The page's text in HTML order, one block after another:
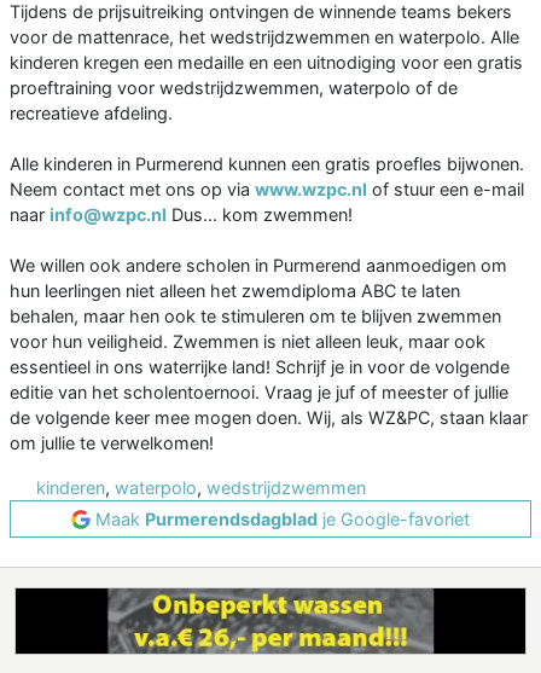
Tijdens de prijsuitreiking ontvingen de winnende teams bekers
voor de mattenrace, het wedstrijdzwemmen en waterpolo. Alle
kinderen kregen een medaille en een uitnodiging voor een gratis
proeftraining voor wedstrijdzwemmen, waterpolo of de
recreatieve afdeling.
Alle kinderen in Purmerend kunnen een gratis proefles bijwonen.
Neem contact met ons op via www.wzpc.nl of stuur een e-mail
naar info@wzpc.nl Dus... kom zwemmen!
We willen ook andere scholen in Purmerend aanmoedigen om
hun leerlingen niet alleen het zwemdiploma ABC te laten
behalen, maar hen ook te stimuleren om te blijven zwemmen
voor hun veiligheid. Zwemmen is niet alleen leuk, maar ook
essentieel in ons waterrijke land! Schrijf je in voor de volgende
editie van het scholentoernooi. Vraag je juf of meester of jullie
de volgende keer mee mogen doen. Wij, als WZ&PC, staan klaar
om jullie te verwelkomen!
kinderen, waterpolo, wedstrijdzwemmen
Maak Purmerendsdagblad je Google-favoriet